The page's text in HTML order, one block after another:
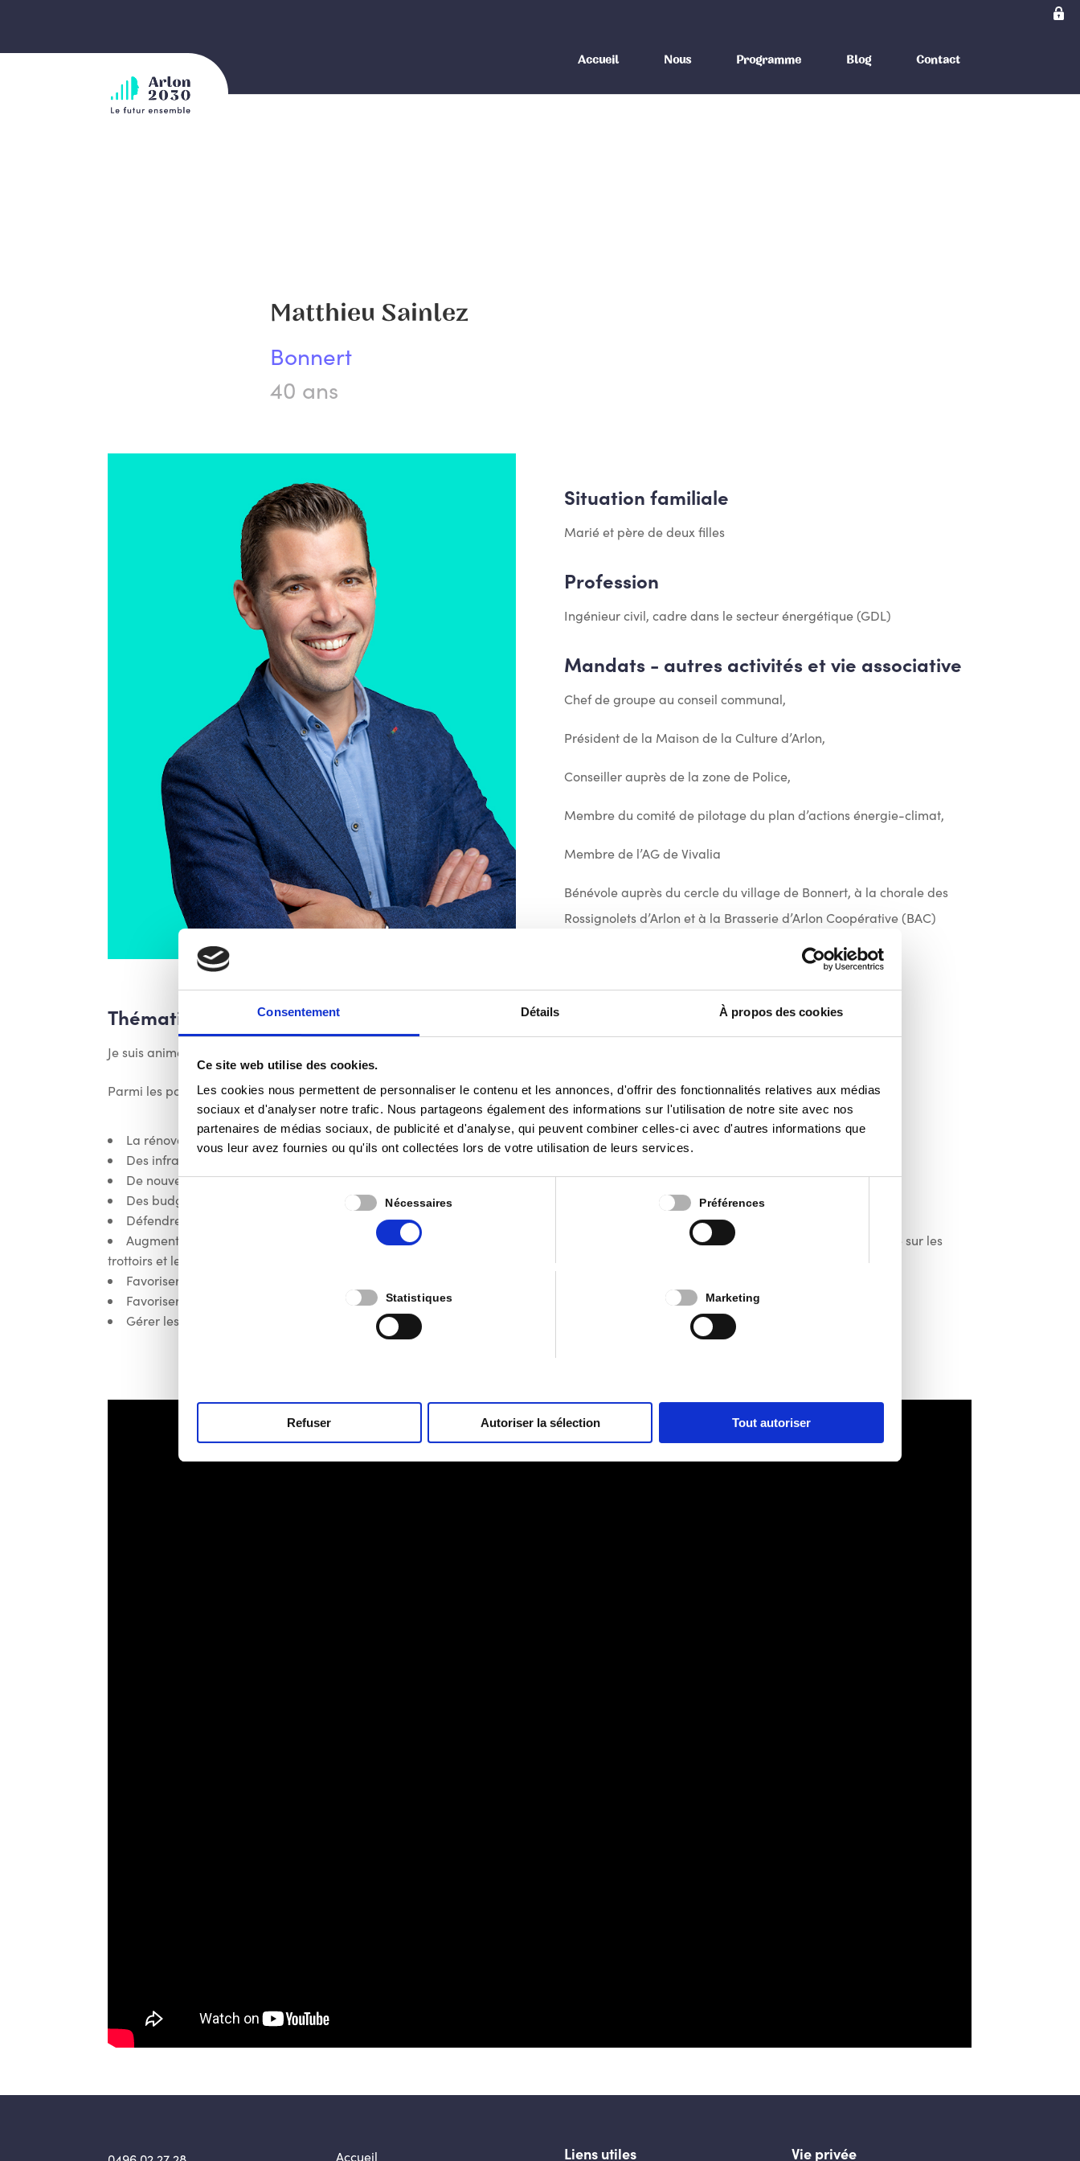
Consentement Détails À propos des cookies
Ce site web utilise des cookies.
Les cookies nous permettent de personnaliser le contenu et les annonces, d'offrir des fonctionnalités relatives aux médias
sociaux et d'analyser notre trafic. Nous partageons également des informations sur l'utilisation de notre site avec nos
partenaires de médias sociaux, de publicité et d'analyse, qui peuvent combiner celles-ci avec d'autres informations que
vous leur avez fournies ou qu'ils ont collectées lors de votre utilisation de leurs services.
Nécessaires Préférences
Statistiques Marketing
Refuser Autoriser la sélection Tout autoriser
Accueil Nous Programme Blog Contact
Matthieu Sainlez
Bonnert
40 ans
Situation familiale
Marié et père de deux filles
Profession
Ingénieur civil, cadre dans le secteur énergétique (GDL)
Mandats - autres activités et vie associative
Chef de groupe au conseil communal,
Président de la Maison de la Culture d’Arlon,
Conseiller auprès de la zone de Police,
Membre du comité de pilotage du plan d’actions énergie-climat,
Membre de l’AG de Vivalia
Bénévole auprès du cercle du village de Bonnert, à la chorale des
Rossignolets d’Arlon et à la Brasserie d’Arlon Coopérative (BAC)
Thématiques
Je suis animé par le développement de nouveaux projets communaux, concrets et financés, à la rencontre des besoins de toutes et tous.
Parmi les points qui me tiennent à cœur :
La rénovation de la Maison de la Culture – incluant la bibliothèque communale – et la construction d’un nouveau Hall Polyvalent.
Des infrastructures sportives de qualité – dont une piste d’athlétisme à la COVA – à la rencontre des ambitions de nos clubs sportifs.
De nouveaux hectares de parcs urbains pour les promenades et la pratique du sport libre.
Des budgets participatifs, par quartier et village, pour créer des lieux de convivialité.
Défendre les services de soins de santé de proximité à Arlon.
Augmenter la présence policière sur le terrain, pour la sécurité de chacun – par exemple pour lutter contre le stationnement sauvage sur les
trottoirs et les pistes cyclables.
Favoriser la rénovation pour les particuliers, via des primes énergétiques et une simplification des démarches administratives.
Favoriser via les permis d’urbanisme une meilleure mixité des logements, notamment à destination des familles.
Gérer les budgets de manière responsable.
Accueil Liens utiles Vie privée